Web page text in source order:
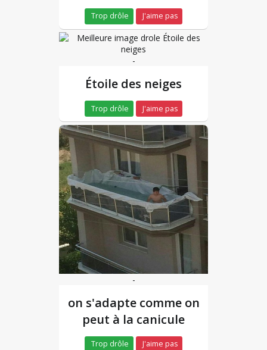
Trop drôle J'aime pas
-
Étoile des neiges
Trop drôle J'aime pas
-
on s'adapte comme on
peut à la canicule
Trop drôle J'aime pas